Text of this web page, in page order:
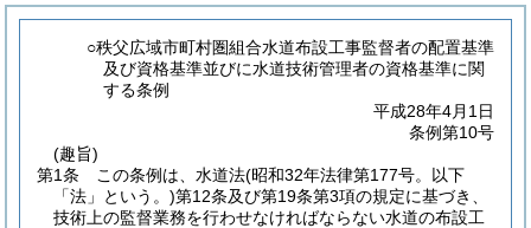
○秩父広域市町村圏組合水道布設工事監督者の配置基準
及び資格基準並びに水道技術管理者の資格基準に関
する条例
平成28年4月1日
条例第10号
(趣旨)
第1条
この条例は、水道法(昭和32年法律第177号。以下
「法」という。)第12条及び第19条第3項の規定に基づき、
技術上の監督業務を行わせなければならない水道の布設工